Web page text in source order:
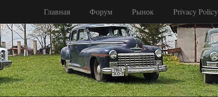
Главная Форум Рынок Privacy Policy